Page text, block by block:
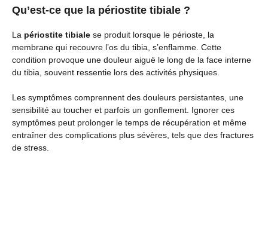
Qu’est-ce que la périostite tibiale ?
La périostite tibiale se produit lorsque le périoste, la
membrane qui recouvre l’os du tibia, s’enflamme. Cette
condition provoque une douleur aiguë le long de la face interne
du tibia, souvent ressentie lors des activités physiques.
Les symptômes comprennent des douleurs persistantes, une
sensibilité au toucher et parfois un gonflement. Ignorer ces
symptômes peut prolonger le temps de récupération et même
entraîner des complications plus sévères, tels que des fractures
de stress.